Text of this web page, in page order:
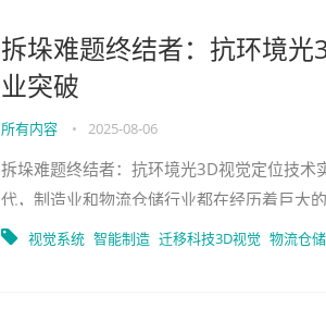
拆垛难题终结者：抗环境
业突破
所有内容 • 2025-08-06
拆垛难题终结者：抗环境光3D视觉定位技
代，制造业和物流仓储行业都在经历着巨大
高，还存在不小的安全隐患，长时间重复劳
视觉系统 智能制造 迁移科技3D视觉 物流仓储